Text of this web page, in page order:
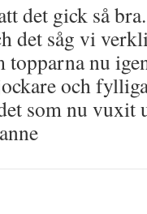
det gick så
det såg vi
nu
och
som nu vuxit